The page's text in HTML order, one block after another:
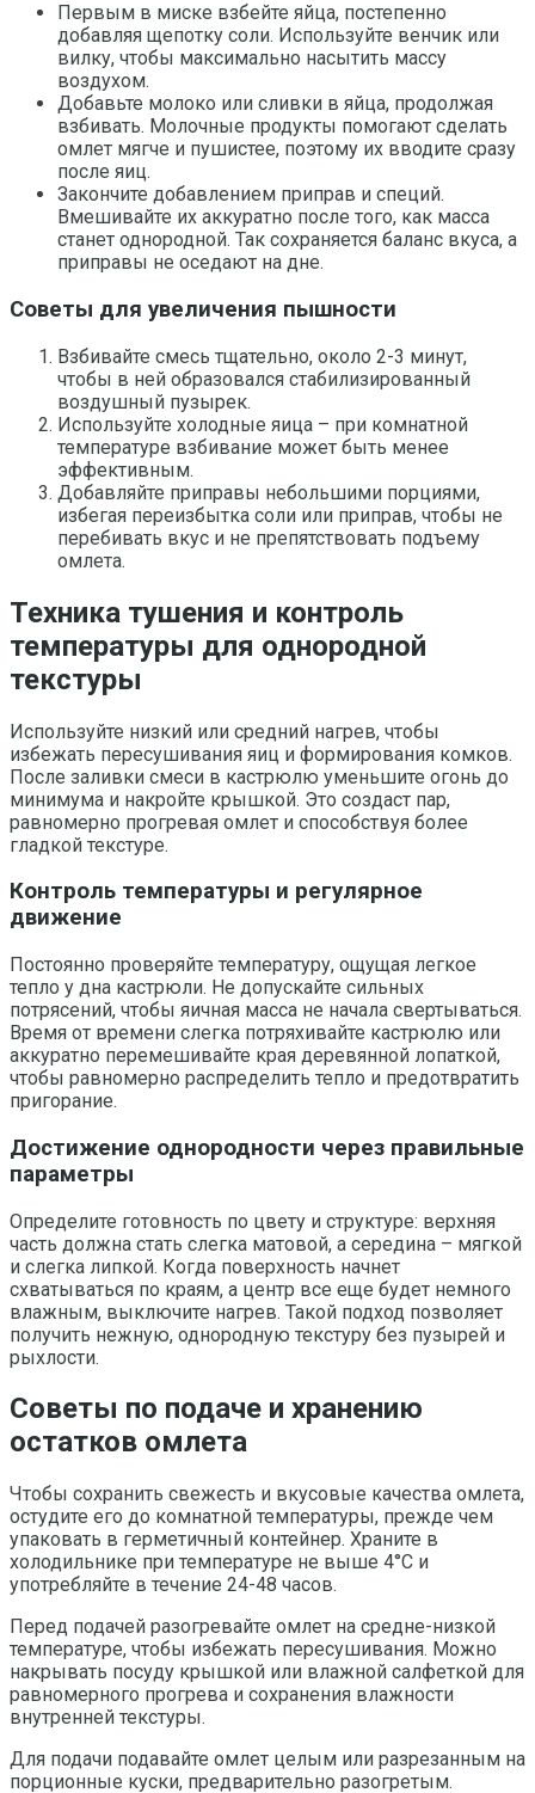
Первым в миске взбейте яйца, постепенно
добавляя щепотку соли. Используйте венчик или
вилку, чтобы максимально насытить массу
воздухом.
Добавьте молоко или сливки в яйца, продолжая
взбивать. Молочные продукты помогают сделать
омлет мягче и пушистее, поэтому их вводите сразу
после яиц.
Закончите добавлением приправ и специй.
Вмешивайте их аккуратно после того, как масса
станет однородной. Так сохраняется баланс вкуса, а
приправы не оседают на дне.
Советы для увеличения пышности
Взбивайте смесь тщательно, около 2-3 минут,
чтобы в ней образовался стабилизированный
воздушный пузырек.
Используйте холодные яица – при комнатной
температуре взбивание может быть менее
эффективным.
Добавляйте приправы небольшими порциями,
избегая переизбытка соли или приправ, чтобы не
перебивать вкус и не препятствовать подъему
омлета.
Техника тушения и контроль
температуры для однородной
текстуры
Используйте низкий или средний нагрев, чтобы
избежать пересушивания яиц и формирования комков.
После заливки смеси в кастрюлю уменьшите огонь до
минимума и накройте крышкой. Это создаст пар,
равномерно прогревая омлет и способствуя более
гладкой текстуре.
Контроль температуры и регулярное
движение
Постоянно проверяйте температуру, ощущая легкое
тепло у дна кастрюли. Не допускайте сильных
потрясений, чтобы яичная масса не начала свертываться.
Время от времени слегка потряхивайте кастрюлю или
аккуратно перемешивайте края деревянной лопаткой,
чтобы равномерно распределить тепло и предотвратить
пригорание.
Достижение однородности через правильные
параметры
Определите готовность по цвету и структуре: верхняя
часть должна стать слегка матовой, а середина – мягкой
и слегка липкой. Когда поверхность начнет
схватываться по краям, а центр все еще будет немного
влажным, выключите нагрев. Такой подход позволяет
получить нежную, однородную текстуру без пузырей и
рыхлости.
Советы по подаче и хранению
остатков омлета
Чтобы сохранить свежесть и вкусовые качества омлета,
остудите его до комнатной температуры, прежде чем
упаковать в герметичный контейнер. Храните в
холодильнике при температуре не выше 4°C и
употребляйте в течение 24-48 часов.
Перед подачей разогревайте омлет на средне-низкой
температуре, чтобы избежать пересушивания. Можно
накрывать посуду крышкой или влажной салфеткой для
равномерного прогрева и сохранения влажности
внутренней текстуры.
Для подачи подавайте омлет целым или разрезанным на
порционные куски, предварительно разогретым.